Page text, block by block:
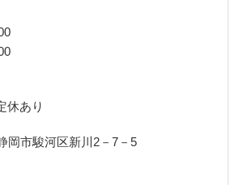
休あり
岡市駿河区新川2－7－5